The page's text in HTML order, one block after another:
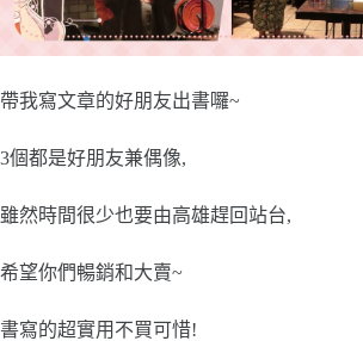
帶我寫文章的好朋友出書囉~
3個都是好朋友兼偶像,
雖然時間很少也要由高雄趕回站台,
希望你們暢銷和大賣~
書寫的超實用不買可惜!